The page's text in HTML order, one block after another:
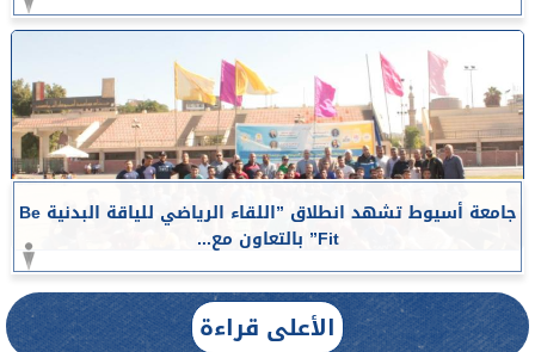
جامعة أسيوط تشهد انطلاق ”اللقاء الرياضي للياقة البدنية Be
Fit” بالتعاون مع...
الأعلى قراءة